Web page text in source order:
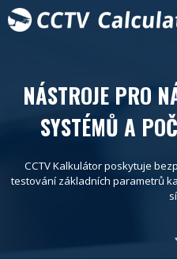
NÁSTROJE PRO
SYSTÉMŮ A
CCTV Kalkulátor poskytuje
testování základních parametrů